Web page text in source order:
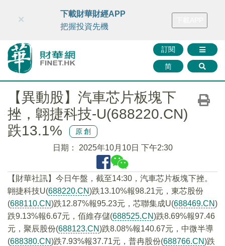
財華智庫網 FINTV FINMETA 財華證券 媒體矩陣
訂閱
简
×
下載財華財經APP
把握投資先機
【異動股】汽車芯片板塊下
挫，翺捷科技-U(688220.CN)
跌13.1%
原創
日期： 2025年10月10日 下午2:30
【財華社訊】今日午盤，截至14:30，汽車芯片板塊下挫。
翺捷科技U(688220.CN)跌13.10%報98.21元，東芯股份
(688110.CN)跌12.87%報95.23元，芯聯集成U(688469.CN)
跌9.13%報6.67元，佰維存儲(688525.CN)跌8.69%報97.46
元，聚辰股份(688123.CN)跌8.08%報140.67元，中微半導
(688380.CN)跌7.93%報37.71元，普冉股份(688766.CN)跌